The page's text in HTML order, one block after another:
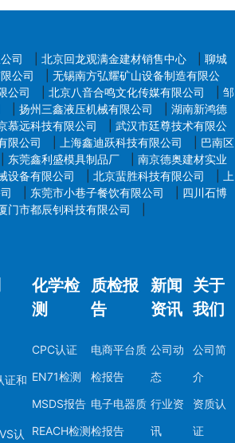
司 北京回龙观满金建材销售中心
聊城
公司
无锡南方弘耀矿山设备制造有限公
公司 北京八音合鸣文化传媒有限公司
邹
扬州三鑫液压机械有限公司
湖南新鸿德
慕远科技有限公司
武汉市廷尊技术有限公
限公司 上海鑫迪跃科技有限公司
巴南区
东莞鑫利盛模具制品厂
南京德奥建材实业
设备有限公司 北京蜚胜科技有限公司
上
东莞市小巷子餐饮有限公司
四川石博
门市都辰钊科技有限公司
证和
认
化学检
测
CPC认证
EN71检测
MSDS报告
REACH检测
质检报
告
电商平台质
检报告
电子电器质
检报告
新闻
资讯
公司动
态
行业资
讯
关于
我们
公司简
介
资质认
证